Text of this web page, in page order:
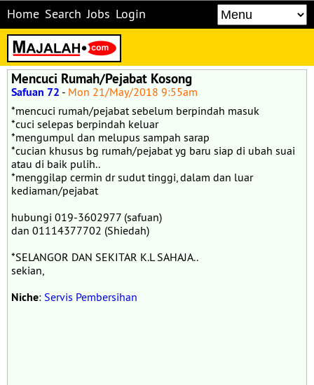
Home Search Jobs Login
Mencuci Rumah/Pejabat Kosong
Safuan 72 - Mon 21/May/2018 9:55am
*mencuci rumah/pejabat sebelum berpindah masuk
*cuci selepas berpindah keluar
*mengumpul dan melupus sampah sarap
*cucian khusus bg rumah/pejabat yg baru siap di ubah suai
atau di baik pulih..
*menggilap cermin dr sudut tinggi, dalam dan luar
kediaman/pejabat
hubungi 019-3602977 (safuan)
dan 01114377702 (Shiedah)
*SELANGOR DAN SEKITAR K.L SAHAJA..
sekian,
Niche: Servis Pembersihan